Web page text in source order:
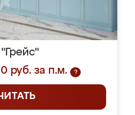
руб. за п.м.
?